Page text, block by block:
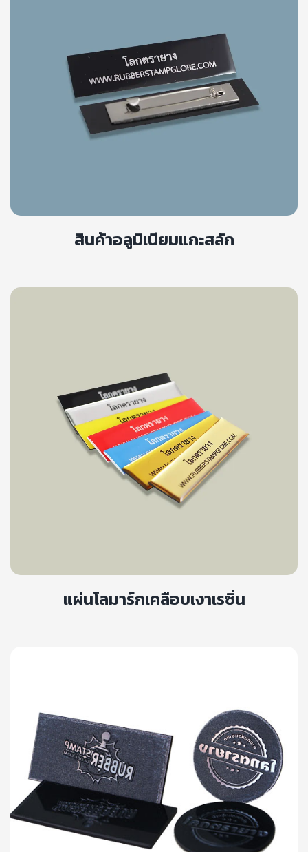
สินค้าอลูมิเนียมแกะสลัก
แผ่นโลมาร์กเคลือบเงาเรซิ่น